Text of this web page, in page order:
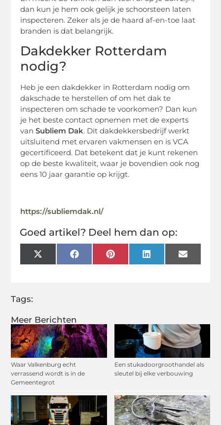
Meer Berichten
Waar Valkenburg echt
verrassend wordt is in de
Gemeentegrot
Een stukadoorgroothandel als
sleutel bij elke verbouwing
dan kun je hem ook gelijk je schoorsteen laten
inspecteren. Zeker als je de haard af-en-toe laat
branden is dat belangrijk.
Dakdekker Rotterdam
nodig?
Heb je een dakdekker in Rotterdam nodig om
dakschade te herstellen of om het dak te
inspecteren om schade te voorkomen? Dan kun
je het beste contact opnemen met de experts
vanSubliem Dak. Dit dakdekkersbedrijf werkt
uitsluitend met ervaren vakmensen en is VCA
gecertificeerd. Dat betekent dat je kunt rekenen
op de beste kwaliteit, waar je bovendien ook nog
eens 10 jaar garantie op krijgt.
https://subliemdak.nl/
Goed artikel? Deel hem dan op:
X
(Twitter)
FacebookPinterestLinkedInEmail
Tags: